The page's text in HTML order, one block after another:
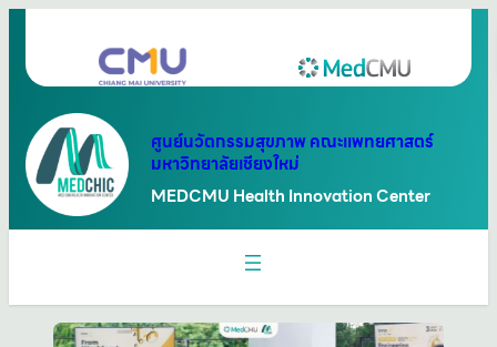
ยัง
ศูนย์นวัตกรรมสุขภาพ คณะแพทยศาสตร์
มหาวิทยาลัยเชียงใหม่
MEDCMU Health Innovation Center